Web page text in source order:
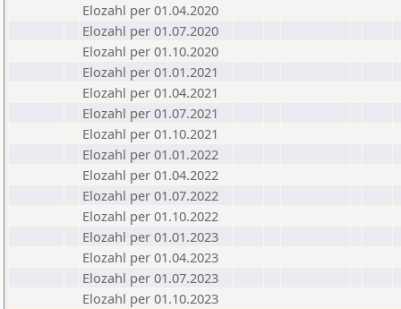
Elozahl per 01.04.2020
Elozahl per 01.07.2020
Elozahl per 01.10.2020
Elozahl per 01.01.2021
Elozahl per 01.04.2021
Elozahl per 01.07.2021
Elozahl per 01.10.2021
Elozahl per 01.01.2022
Elozahl per 01.04.2022
Elozahl per 01.07.2022
Elozahl per 01.10.2022
Elozahl per 01.01.2023
Elozahl per 01.04.2023
Elozahl per 01.07.2023
Elozahl per 01.10.2023